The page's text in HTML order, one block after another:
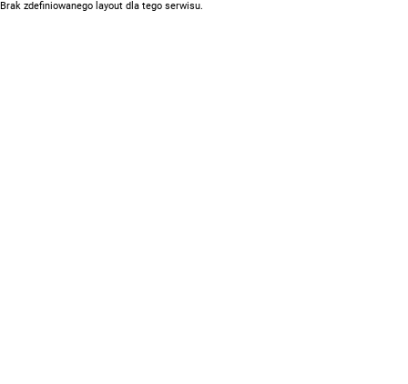
Brak zdefiniowanego layout dla tego serwisu.